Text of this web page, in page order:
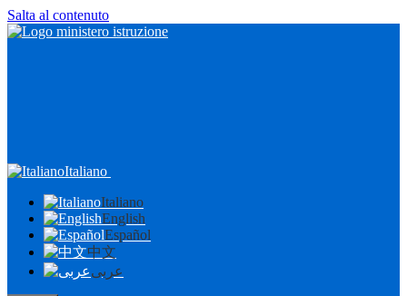
Salta al contenuto
Italiano
Italiano
English
Español
中文
عربى